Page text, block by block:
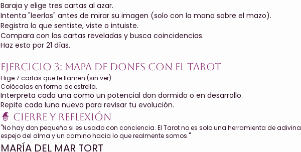
Baraja y elige tres cartas al azar.
Intenta "leerlas" antes de mirar su imagen (solo con la mano sobre el mazo).
Registra lo que sentiste, viste o intuiste.
Compara con las cartas reveladas y busca coincidencias.
Haz esto por 21 días.
Ejercicio 3: Mapa de Dones con el Tarot
Elige 7 cartas que te llamen (sin ver).
Colócalas en forma de estrella.
Interpreta cada una como un potencial don dormido o en desarrollo.
Repite cada luna nueva para revisar tu evolución.
🧙 Cierre y Reflexión
"No hay don pequeño si es usado con conciencia. El Tarot no es solo una herramienta de
espejo del alma y un camino hacia lo que realmente somos."
MARÍA DEL MAR TORT